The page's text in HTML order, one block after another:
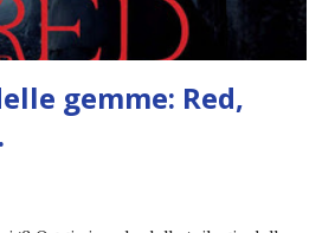
gemme: Red,